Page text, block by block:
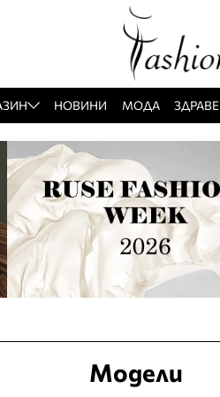
НОВИНИ МОДА ЗДРАВЕ
Модели